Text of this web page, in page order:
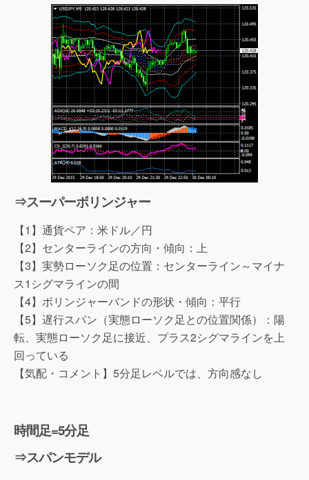
⇒スーパーボリンジャー
【1】通貨ペア：米ドル／円
【2】センターラインの方向・傾向：上
【3】実勢ローソク足の位置：センターライン～マイナ
ス1シグマラインの間
【4】ボリンジャーバンドの形状・傾向：平行
【5】遅行スパン（実態ローソク足との位置関係）：陽
転、実態ローソク足に接近、プラス2シグマラインを上
回っている
【気配・コメント】5分足レベルでは、方向感なし
時間足=5分足
⇒スパンモデル